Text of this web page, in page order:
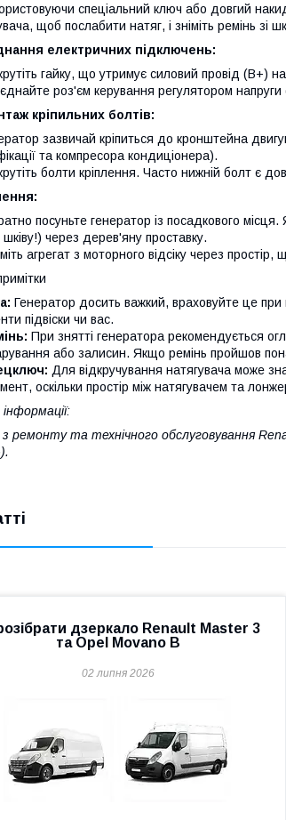
спеціальний ключ або довгий
щоб послабити натяг, і зніміть ремінь зі
електричних підключень:
гайку, що утримує силовий провід (B+)
роз'єм керування регулятором
кріпильних болтів:
зазвичай кріпиться до кронштейна
та компресора кондиціонера).
болти кріплення. Часто нижній болт є
посуньте генератор із посадкового
через дерев'яну проставку.
агрегат з моторного відсіку через простір,
Генератор досить важкий, враховуйте це при
підвіски чи вас.
При знятті генератора рекомендується
або залисин. Якщо ремінь пройшов
Для відкручування натягувача може
оскільки простір між натягувачем та
з ремонту та технічного обслуговування
дзеркало Renault Master 3
та Opel Movano B
02 липня 2026